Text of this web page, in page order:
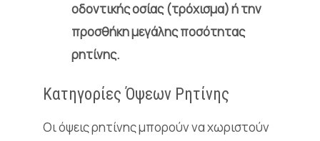
οδοντικής οσίας (τρόχισμα) ή την
προσθήκη μεγάλης ποσότητας
ρητίνης.
Κατηγορίες Όψεων Ρητίνης
Οι όψεις ρητίνης μπορούν να χωριστούν